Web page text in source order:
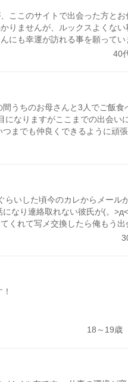
、今幸せです。
ここのサイトで出会った方と
りませんが、ルックスよくな
にも幸運が訪れる事を願ってい
40
うちのお母さんと3人でご飯食
になりますがここまでの出会い
までも仲良くできるように頑張
らいした頃今のカレからメール
なり連絡取れない彼氏が(。
くれて写メ交換したら俺もう出
ことになりました(//∇//) 8ヶ月
18～19歳